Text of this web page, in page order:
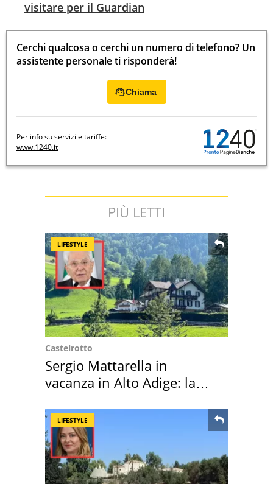
visitare per il Guardian
Cerchi qualcosa o cerchi un numero di telefono? Un
assistente personale ti risponderà!
Chiama
Per info su servizi e tariffe:
www.1240.it
PIÙ LETTI
LIFESTYLE
Castelrotto
Sergio Mattarella in
vacanza in Alto Adige: la
LIFESTYLE